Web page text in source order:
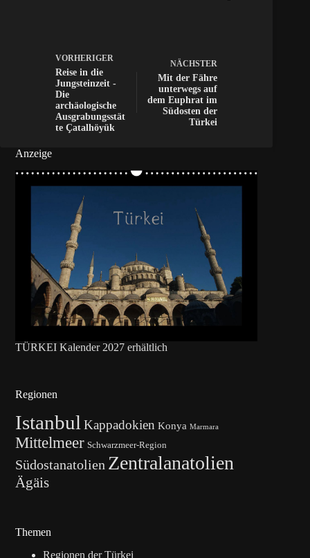
VORHERIGER
Reise in die
Jungsteinzeit -
Die
archäologische
Ausgrabungsstät
te Çatalhöyük
NÄCHSTER
Mit der Fähre
unterwegs auf
dem Euphrat im
Südosten der
Türkei
Anzeige
TÜRKEI Kalender 2027 erhältlich
Regionen
Istanbul Kappadokien Konya Marmara
Mittelmeer Schwarzmeer-Region
Südostanatolien Zentralanatolien
Ägäis
Themen
Regionen der Türkei